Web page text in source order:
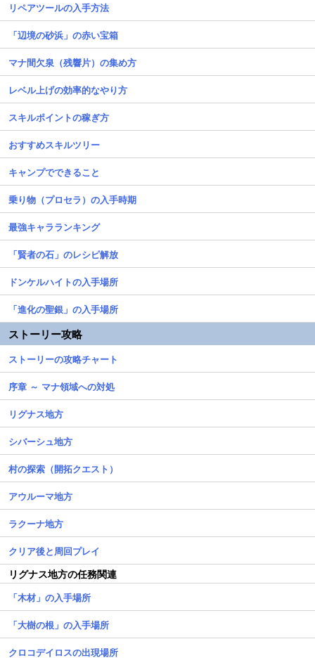
リペアツールの入手方法
「辺境の砂浜」の赤い宝箱
マナ間欠泉（残響片）の集め方
レベル上げの効率的なやり方
スキルポイントの稼ぎ方
おすすめスキルツリー
キャンプでできること
乗り物（プロセラ）の入手時期
最強キャラランキング
「賢者の石」のレシピ解放
ドンケルハイトの入手場所
「進化の聖銀」の入手場所
ストーリー攻略
ストーリーの攻略チャート
序章 ～ マナ領域への対処
リグナス地方
シバーシュ地方
村の探索（開拓クエスト）
アウルーマ地方
ラクーナ地方
クリア後と周回プレイ
リグナス地方の任務関連
「木材」の入手場所
「大樹の根」の入手場所
クロコデイロスの出現場所